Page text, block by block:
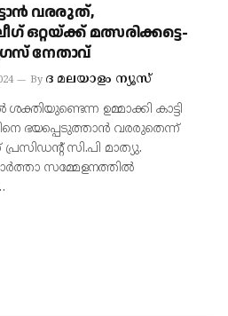
വരരുത്,
ഒറ്റയ്ക്ക് മത്സരിക്കട്ടെ-
നേതാവ്
By ദ മലയാളം ന്യൂസ്
ഉമ്മാക്കി കാട്ടി
ഭയപ്പെടുത്താൻ വരരുതെന്ന്
സി.പി മാത്യു.
സമ്മേളനത്തിൽ